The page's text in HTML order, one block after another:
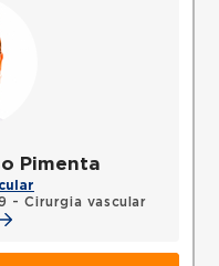
Pimenta
- Cirurgia vascular